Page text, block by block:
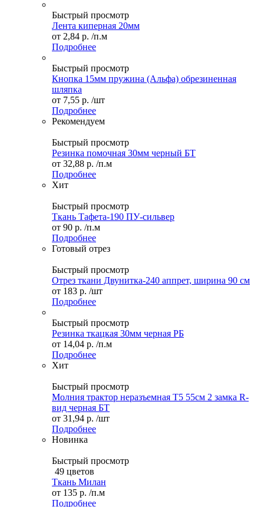
Быстрый просмотр
Лента киперная 20мм
от 2,84 р. /п.м
Подробнее
Быстрый просмотр
Кнопка 15мм пружина (Альфа) обрезиненная
шляпка
от 7,55 р. /шт
Подробнее
Рекомендуем
Быстрый просмотр
Резинка помочная 30мм черный БТ
от 32,88 р. /п.м
Подробнее
Хит
Быстрый просмотр
Ткань Тафета-190 ПУ-сильвер
от 90 р. /п.м
Подробнее
Готовый отрез
Быстрый просмотр
Отрез ткани Двунитка-240 аппрет, ширина 90 см
от 183 р. /шт
Подробнее
Быстрый просмотр
Резинка ткацкая 30мм черная РБ
от 14,04 р. /п.м
Подробнее
Хит
Быстрый просмотр
Молния трактор неразъемная Т5 55см 2 замка R-
вид черная БТ
от 31,94 р. /шт
Подробнее
Новинка
Быстрый просмотр
49 цветов
Ткань Милан
от 135 р. /п.м
Подробнее